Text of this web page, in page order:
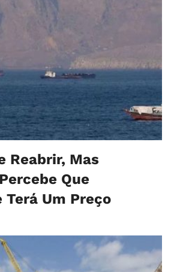
Reabrir, Mas
Que
Um Preço